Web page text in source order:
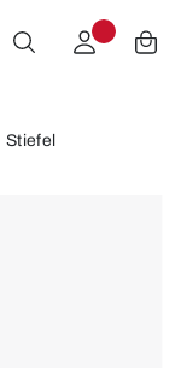
Stiefel